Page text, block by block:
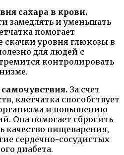
сахара в крови.
замедлять и уменьшать
помогает
скачки уровня глюкозы в
для людей с
контролировать
За счет
клетчатка способствует
и повышению
Она помогает сбросить
качество пищеварения,
сердечно-сосудистых
диабета.